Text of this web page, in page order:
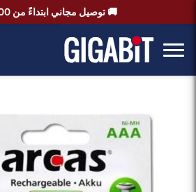
🚚 توصيل مجاني ابتداءً من 1200 DH ✨